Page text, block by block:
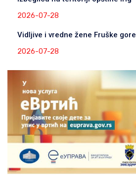
2026-07-28
Vidljive i vredne žene Fruške gore
2026-07-28